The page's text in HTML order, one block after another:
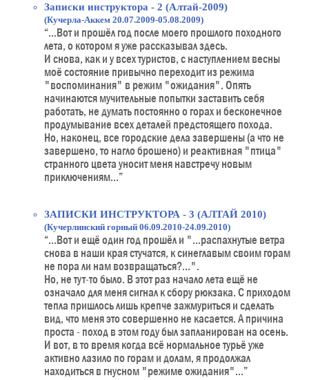
Записки инструктора - 2 (Алтай-2009)
(Кучерла-Аккем 20.07.2009-05.08.2009)
“...Вот и прошёл год после моего прошлого походного
лета, о котором я уже рассказывал здесь.
И снова, как и у всех туристов, с наступлением весны
моё состояние привычно переходит из режима
"воспоминания" в режим "ожидания". Опять
начинаются мучительные попытки заставить себя
работать, не думать постоянно о горах и бесконечное
продумывание всех деталей предстоящего похода.
Но, наконец, все городские дела завершены (а что не
завершено, то нагло брошено) и реактивная "птица"
странного цвета уносит меня навстречу новым
приключениям...”
ЗАПИСКИ ИНСТРУКТОРА - 3 (АЛТАЙ 2010)
(Кучерлинский горный 06.09.2010-24.09.2010)
“...Вот и ещё один год прошёл и "...распахнутые ветра
снова в наши края стучатся, к синеглавым своим горам
не пора ли нам возвращаться?...".
Но, не тут-то было. В этот раз начало лета ещё не
означало для меня сигнал к сбору рюкзака. С приходом
тепла пришлось лишь крепче зажмуриться и сделать
вид, что меня это совершенно не касается. А причина
проста - поход в этом году был запланирован на осень.
И вот, в то время когда всё нормальное турьё уже
активно лазило по горам и долам, я продолжал
находиться в гнусном "режиме ожидания"...”